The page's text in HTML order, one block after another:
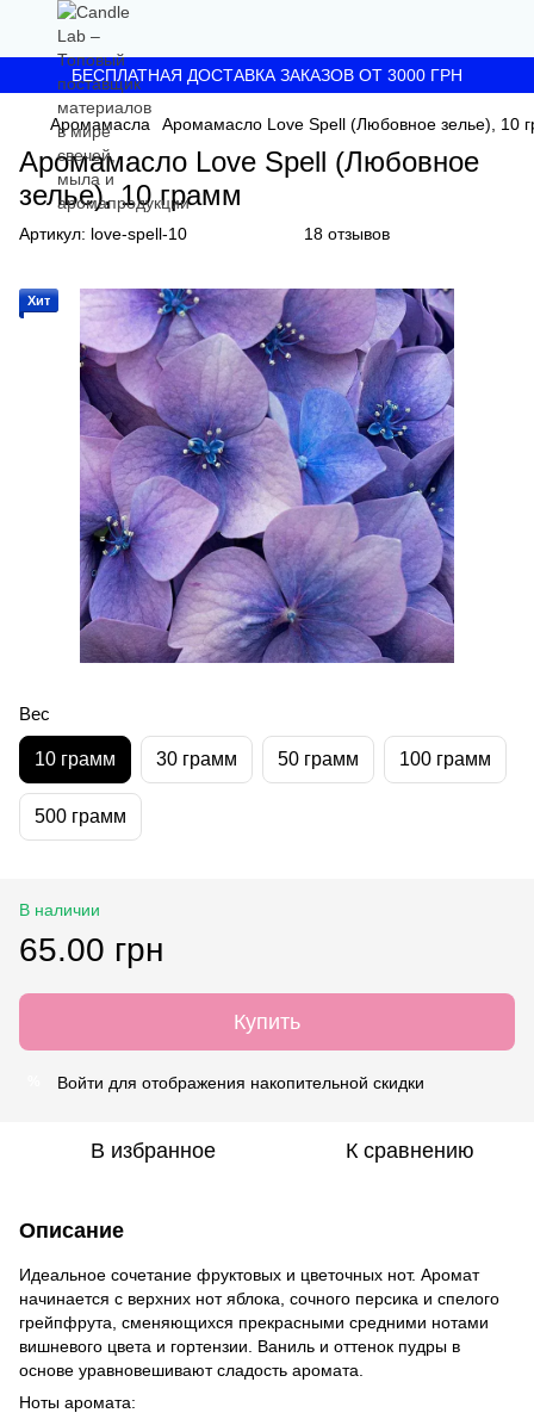
БЕСПЛАТНАЯ ДОСТАВКА ЗАКАЗОВ ОТ 3000 ГРН
Аромамасла Аромамасло Love Spell (Любовное зелье), 10
Аромамасло Love Spell (Любовное
зелье), 10 грамм
Артикул: love-spell-10 18 отзывов
Хит
Вес
10 грамм 30 грамм 50 грамм 100 грамм
500 грамм
В наличии
65.00 грн
Купить
Войти для отображения накопительной скидки
В избранное К сравнению
Описание
Идеальное сочетание фруктовых и цветочных нот. Аромат
начинается с верхних нот яблока, сочного персика и спелого
грейпфрута, сменяющихся прекрасными средними нотами
вишневого цвета и гортензии. Ваниль и оттенок пудры в
основе уравновешивают сладость аромата.
Ноты аромата: